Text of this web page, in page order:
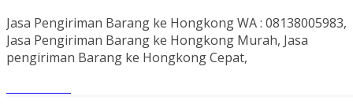
Jasa Pengiriman Barang ke Hongkong WA : 08138005983,
Jasa Pengiriman Barang ke Hongkong Murah, Jasa
pengiriman Barang ke Hongkong Cepat,